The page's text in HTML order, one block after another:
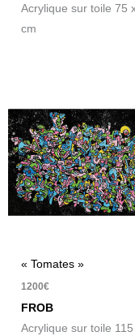
Acrylique sur toile 75
cm
« Tomates »
1200€
FROB
Acrylique sur toile